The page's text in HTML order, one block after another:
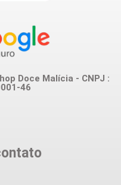
Doce Malícia - CNPJ :
46